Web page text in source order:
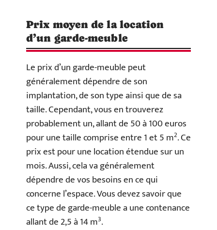
Prix moyen de la location
d’un garde-meuble
Le prix d’un garde-meuble peut
généralement dépendre de son
implantation, de son type ainsi que de sa
taille. Cependant, vous en trouverez
probablement un, allant de 50 à 100 euros
pour une taille comprise entre 1 et 5 m2. Ce
prix est pour une location étendue sur un
mois. Aussi, cela va généralement
dépendre de vos besoins en ce qui
concerne l’espace. Vous devez savoir que
ce type de garde-meuble a une contenance
allant de 2,5 à 14 m3.